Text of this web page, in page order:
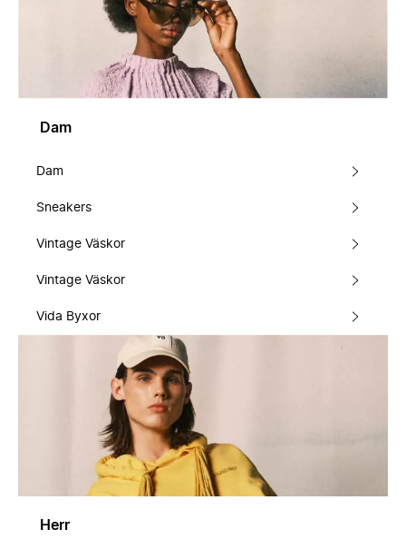
Dam
Dam
Sneakers
Vintage Väskor
Vintage Väskor
Vida Byxor
Herr